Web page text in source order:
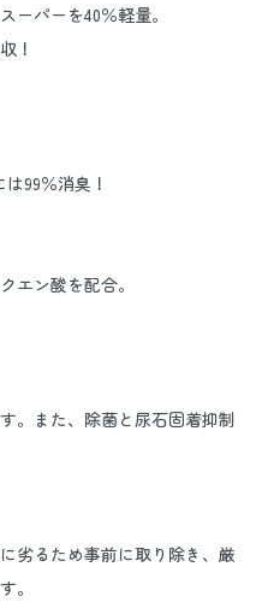
ーパーを40％軽量。
！
99％消臭！
エン酸を配合。
。また、除菌と尿石固着抑制
劣るため事前に取り除き、厳
。